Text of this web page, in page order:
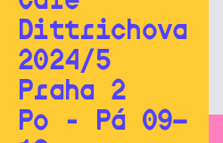
Dittrichova
2024/5
Praha 2
Po - Pá 09—